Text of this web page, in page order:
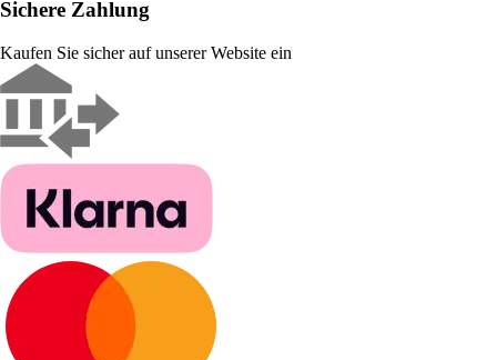
Sichere Zahlung
Kaufen Sie sicher auf unserer Website ein